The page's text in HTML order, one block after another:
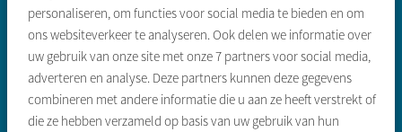
personaliseren, om functies voor social media te bieden en om
ons websiteverkeer te analyseren. Ook delen we informatie over
uw gebruik van onze site met onze7 partners voor social media,
adverteren en analyse. Deze partners kunnen deze gegevens
combineren met andere informatie die u aan ze heeft verstrekt of
die ze hebben verzameld op basis van uw gebruik van hun